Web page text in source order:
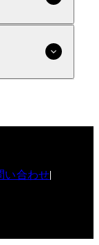
い合わせ